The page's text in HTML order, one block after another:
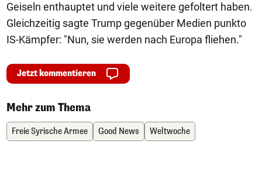
Geiseln enthauptet und viele weitere gefoltert haben.
Gleichzeitig sagte Trump gegenüber Medien punkto
IS-Kämpfer: "Nun, sie werden nach Europa fliehen."
Jetzt kommentieren
Mehr zum Thema
Freie Syrische Armee Good News Weltwoche